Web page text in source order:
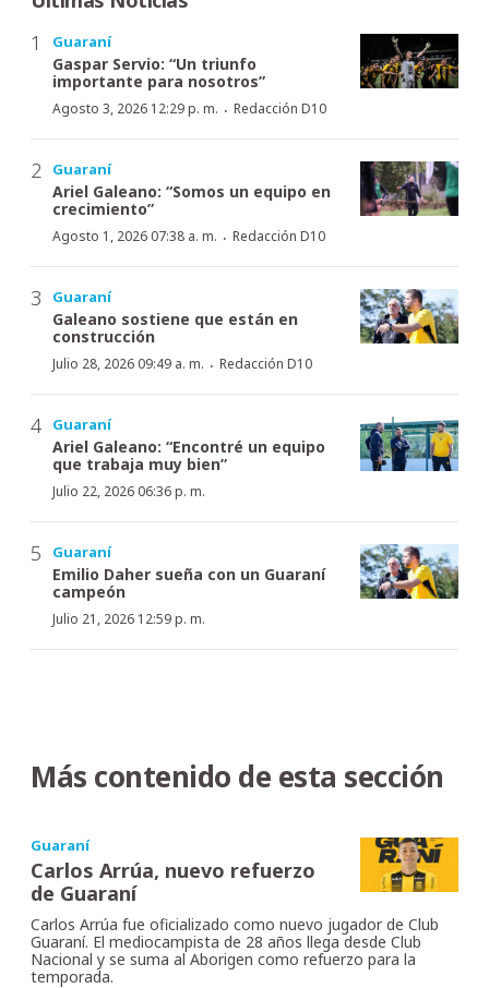
Guaraní
Gaspar Servio: “Un triunfo
importante para nosotros”
Agosto 3, 2026 12:29 p. m. · Redacción D10
Guaraní
Ariel Galeano: “Somos un equipo en
crecimiento”
Agosto 1, 2026 07:38 a. m. · Redacción D10
Guaraní
Galeano sostiene que están en
construcción
Julio 28, 2026 09:49 a. m. · Redacción D10
Guaraní
Ariel Galeano: “Encontré un equipo
que trabaja muy bien”
Julio 22, 2026 06:36 p. m.
Guaraní
Emilio Daher sueña con un Guaraní
campeón
Julio 21, 2026 12:59 p. m.
Más contenido de esta sección
Guaraní
Carlos Arrúa, nuevo refuerzo
de Guaraní
Carlos Arrúa fue oficializado como nuevo jugador de Club
Guaraní. El mediocampista de 28 años llega desde Club
Nacional y se suma al Aborigen como refuerzo para la
temporada.